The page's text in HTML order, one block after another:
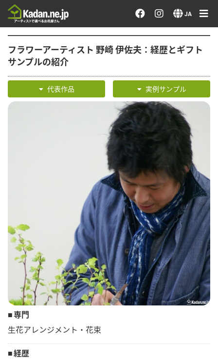
JA
お花を注文する・探す
アーティストで選ぶ
届けたい気持ちで選ぶ
会員メニュー
ログイン
会員登録
その他
花言葉辞典
注文方法・送料など
初めてのお客様
フラワーアーティスト 野崎 伊佐夫：経歴とギフト
サンプルの紹介
代表作品 実例サンプル
専門
生花アレンジメント・花束
経歴